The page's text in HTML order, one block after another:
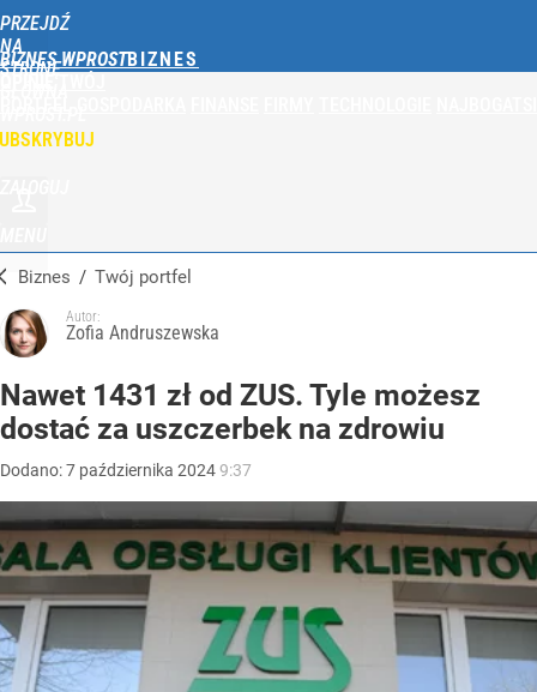
PRZEJDŹ
NA
STRONĘ
BIZNES WPROST
Biznes / Twój portfel
Autor:
Zofia Andruszewska
Nawet 1431 zł od ZUS. Tyle możesz
dostać za uszczerbek na zdrowiu
Dodano:7 października 20249:37